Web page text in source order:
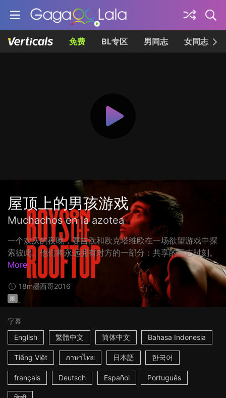
免费 BL专区 男同志 女同志
屋顶上的男孩游戏
Muchachos en la azotea
一个欢庆的夜晚，赛吉欧和欧克塔维欧在一场欲望游戏中探
索彼此。他们将永远拥有对方的一部分：共享的同志时刻。
More
18m墨西哥2016
限
字幕
English
繁體中文 简体中文 Bahasa Indonesia
Tiếng Việt ภาษาไทย 日本語 한국어
français Deutsch Español Português